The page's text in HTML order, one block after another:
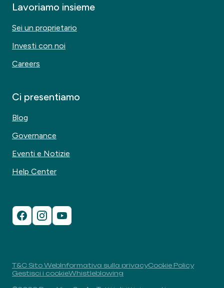
Lavoriamo insieme
Sei un proprietario
Investi con noi
Careers
Ci presentiamo
Blog
Governance
Eventi e Notizie
Help Center
T&C Sito WebInformativa sulla privacyCookie Policy
Gestisci i cookieWhistleblowing